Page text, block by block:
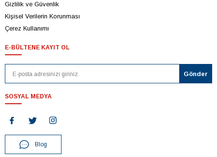
Gizlilik ve Güvenlik
Kişisel Verilerin Korunması
Çerez Kullanımı
E-BÜLTENE KAYIT OL
SOSYAL MEDYA
Blog